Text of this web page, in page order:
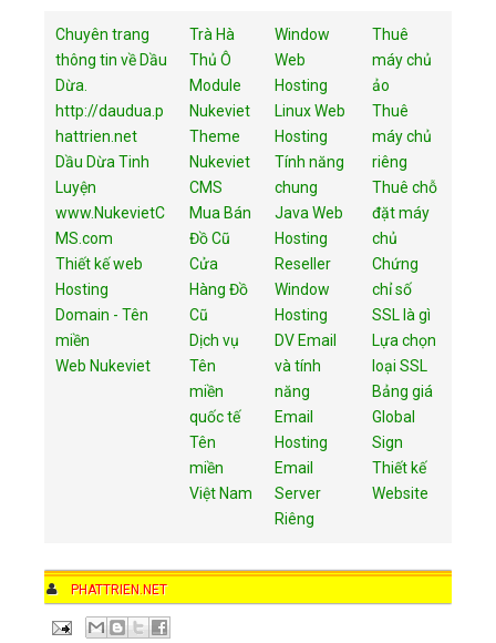
Chuyên trang
thông tin về Dầu
Dừa.
http://daudua.p
hattrien.net
Dầu Dừa Tinh
Luyện
www.NukevietC
MS.com
Thiết kế web
Hosting
Domain - Tên
miền
Web Nukeviet
Trà Hà
Thủ Ô
Module
Nukeviet
Theme
Nukeviet
CMS
Mua Bán
Đồ Cũ
Cửa
Hàng Đồ
Cũ
Dịch vụ
Tên
miền
quốc tế
Tên
miền
Việt Nam
Window
Web
Hosting
Linux Web
Hosting
Tính năng
chung
Java Web
Hosting
Reseller
Window
Hosting
DV Email
và tính
năng
Email
Hosting
Email
Server
Riêng
Thuê
máy chủ
ảo
Thuê
máy chủ
riêng
Thuê chỗ
đặt máy
chủ
Chứng
chỉ số
SSL là gì
Lựa chọn
loại SSL
Bảng giá
Global
Sign
Thiết kế
Website
AUTHOR
PHATTRIEN.NET
DATE
11:30 PM